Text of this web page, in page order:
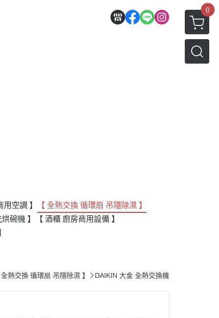
0
用空調 】
【 全熱交換 循環扇 吊隱除濕 】
碗機 】
【 酒櫃 廚房商用設備 】
【 全熱交換 循環扇 吊隱除濕 】 DAIKIN 大金 全熱交換機